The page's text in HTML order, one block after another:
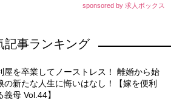
sponsored by 求人ボックス
記事ランキング
屋を卒業してノーストレス！ 離婚から始
の新たな人生に悔いはなし！【嫁を便利
義母 Vol.44】